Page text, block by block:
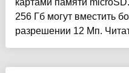
картами памяти
256 Гб могут вместить
разрешении 12 Мп.